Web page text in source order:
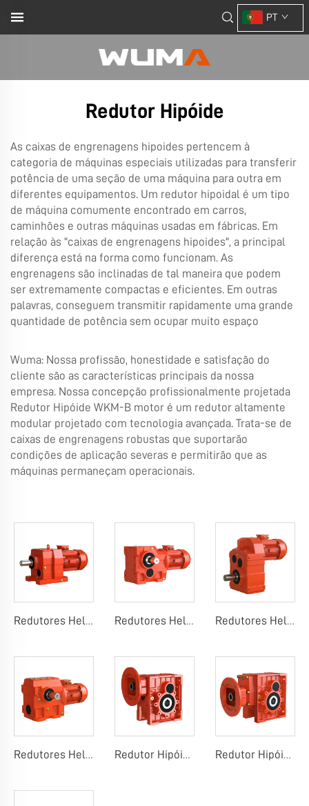
PT
Redutor Hipóide
As caixas de engrenagens hipoides pertencem à
categoria de máquinas especiais utilizadas para transferir
potência de uma seção de uma máquina para outra em
diferentes equipamentos. Um redutor hipoidal é um tipo
de máquina comumente encontrado em carros,
caminhões e outras máquinas usadas em fábricas. Em
relação às "caixas de engrenagens hipoides", a principal
diferença está na forma como funcionam. As
engrenagens são inclinadas de tal maneira que podem
ser extremamente compactas e eficientes. Em outras
palavras, conseguem transmitir rapidamente uma grande
quantidade de potência sem ocupar muito espaço
Wuma: Nossa profissão, honestidade e satisfação do
cliente são as características principais da nossa
empresa. Nossa concepção profissionalmente projetada
Redutor Hipóide WKM-B motor é um redutor altamente
modular projetado com tecnologia avançada. Trata-se de
caixas de engrenagens robustas que suportarão
condições de aplicação severas e permitirão que as
máquinas permaneçam operacionais.
Redutores Helicoidais Coaxiais WR Redutores Helicoidais Cônico-Helicoidais WK Redutores Helicoidais de Eixo Paralelo WF
Redutores Helicoidais-Wormianos WS Redutor Hipóide WKM-B Redutor Hipóide WKM-C